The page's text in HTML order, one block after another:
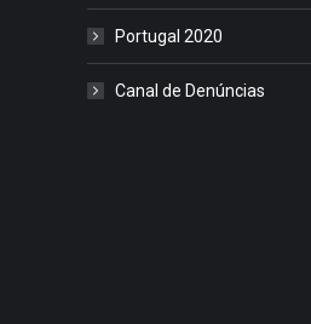
Portugal 2020
Canal de Denúncias